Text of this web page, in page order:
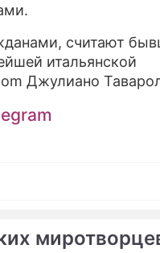
считают
итальянской
Джулиано